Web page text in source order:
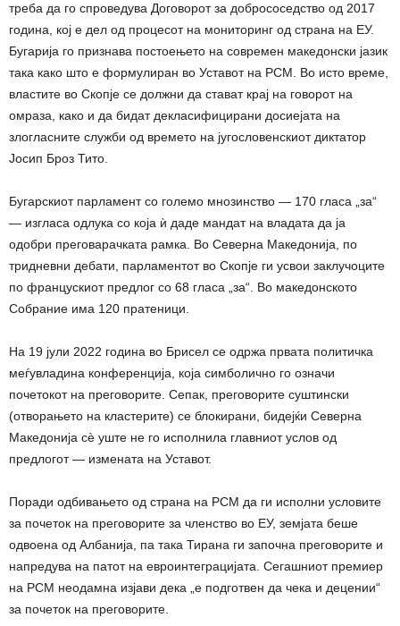
треба да го спроведува Договорот за добрососедство од 2017
година, кој е дел од процесот на мониторинг од страна на ЕУ.
Бугарија го признава постоењето на современ македонски јазик
така како што е формулиран во Уставот на РСМ. Во исто време,
властите во Скопје се должни да стават крај на говорот на
омраза, како и да бидат декласифицирани досиејата на
злогласните служби од времето на југословенскиот диктатор
Јосип Броз Тито.
Бугарскиот парламент со големо мнозинство — 170 гласа „за“
— изгласа одлука со која ѝ даде мандат на владата да ја
одобри преговарачката рамка. Во Северна Македонија, по
тридневни дебати, парламентот во Скопје ги усвои заклучоците
по францускиот предлог со 68 гласа „за“. Во македонското
Собрание има 120 пратеници.
На 19 јули 2022 година во Брисел се одржа првата политичка
меѓувладина конференција, која симболично го означи
почетокот на преговорите. Сепак, преговорите суштински
(отворањето на кластерите) се блокирани, бидејќи Северна
Македонија сѐ уште не го исполнила главниот услов од
предлогот — измената на Уставот.
Поради одбивањето од страна на РСМ да ги исполни условите
за почеток на преговорите за членство во ЕУ, земјата беше
одвоена од Албанија, па така Тирана ги започна преговорите и
напредува на патот на евроинтеграцијата. Сегашниот премиер
на РСМ неодамна изјави дека „е подготвен да чека и децении“
за почеток на преговорите.